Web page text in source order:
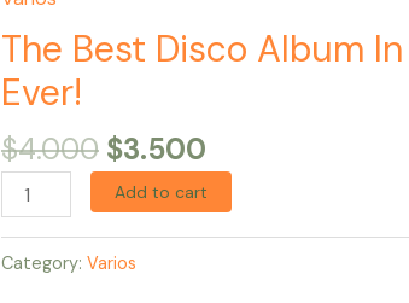
The Best Disco Album
Ever!
$4.000
price
was:
$3.500
price
is:
Best
Disco
Album
In
The
World
...Ever!
quantity
Add to cart
Category: Varios